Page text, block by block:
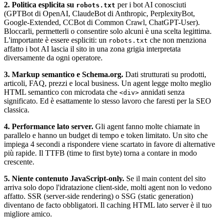
2. Politica esplicita su robots.txt per i bot AI conosciuti
(GPTBot di OpenAI, ClaudeBot di Anthropic, PerplexityBot,
Google-Extended, CCBot di Common Crawl, ChatGPT-User).
Bloccarli, permetterli o consentire solo alcuni è una scelta legittima.
L'importante è essere espliciti: un robots.txt che non menziona
affatto i bot AI lascia il sito in una zona grigia interpretata
diversamente da ogni operatore.
3. Markup semantico e Schema.org. Dati strutturati su prodotti,
articoli, FAQ, prezzi e local business. Un agent legge molto meglio
HTML semantico con microdata che <div> annidati senza
significato. Ed è esattamente lo stesso lavoro che faresti per la SEO
classica.
4. Performance lato server. Gli agent fanno molte chiamate in
parallelo e hanno un budget di tempo e token limitato. Un sito che
impiega 4 secondi a rispondere viene scartato in favore di alternative
più rapide. Il TTFB (time to first byte) torna a contare in modo
crescente.
5. Niente contenuto JavaScript-only. Se il main content del sito
arriva solo dopo l'idratazione client-side, molti agent non lo vedono
affatto. SSR (server-side rendering) o SSG (static generation)
diventano de facto obbligatori. Il caching HTML lato server è il tuo
migliore amico.